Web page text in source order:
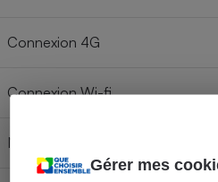
Gérer mes
Connexion 4G
Connexion Wi-fi
NFC